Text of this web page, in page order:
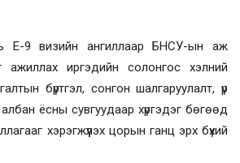
Е-9 визийн ангиллаар БНСУ-ын аж
ажиллах иргэдийн солонгос хэлний
бүртгэл, сонгон шалгаруулалт, үр
ёсны сувгуудаар хүргэдэг бөгөөд
хэрэгжүүлэх цорын ганц эрх бүхий